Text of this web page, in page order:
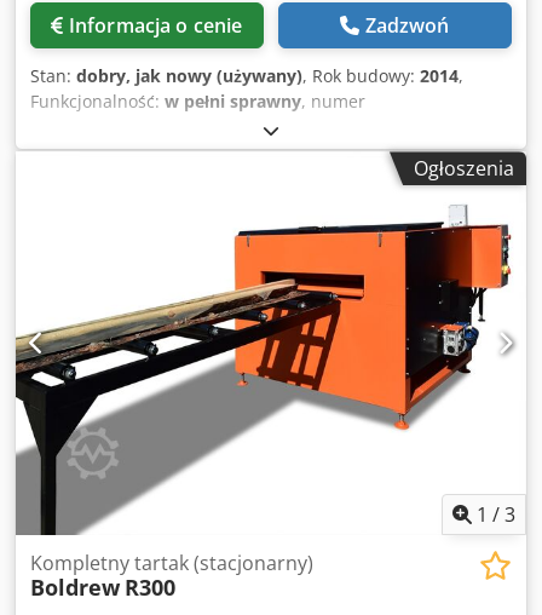
Informacja o cenie Zadzwoń
Stan: dobry, jak nowy (używany), Rok budowy: 2014,
Funkcjonalność: w pełni sprawny, numer
9911294-0120
produkcji 2014, może być używana do obróbki wstępnej
lub wykańczającej. Stan idealny! W naszym magazynie w
Ogłoszenia
1 /3
Kompletny tartak (stacjonarny)
Boldrew R300